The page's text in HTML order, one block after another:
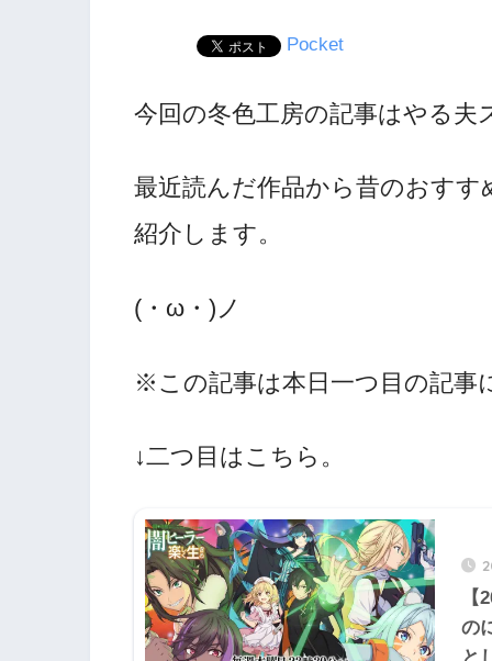
Pocket
今回の冬色工房の記事はやる
最近読んだ作品から昔のおす
紹介します。
(・ω・)ノ
※この記事は本日一つ目の記事
↓二つ目はこちら。
の